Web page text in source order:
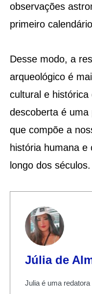
observações
primeiro
Desse modo, a
arqueológico é
cultural e
descoberta é uma
que compõe a
história humana
longo dos séculos.
Júlia de
Julia é uma